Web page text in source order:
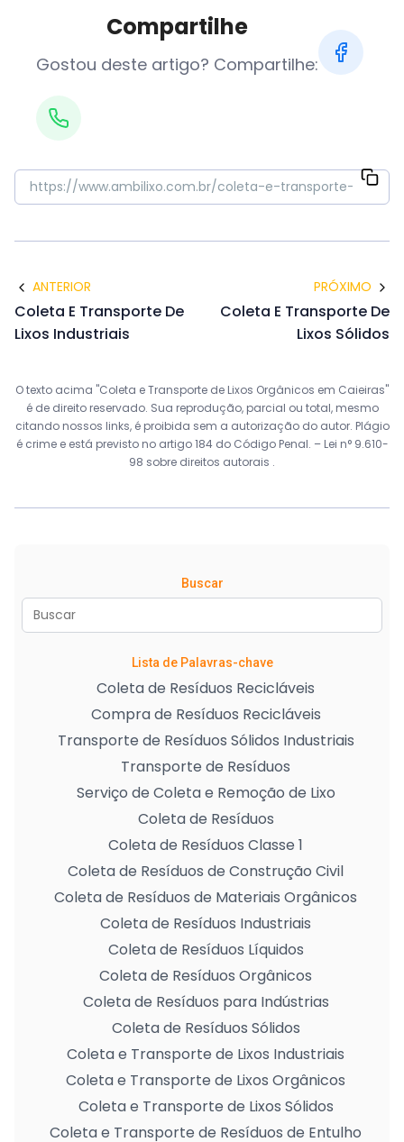
Compartilhe
Gostou deste artigo? Compartilhe:
ANTERIOR
Coleta E Transporte De
Lixos Industriais
PRÓXIMO
Coleta E Transporte De
Lixos Sólidos
O texto acima "Coleta e Transporte de Lixos Orgânicos em Caieiras"
é de direito reservado. Sua reprodução, parcial ou total, mesmo
citando nossos links, é proibida sem a autorização do autor. Plágio
é crime e está previsto no artigo 184 do Código Penal. – Lei n° 9.610-
98 sobre direitos autorais .
Buscar
Lista de Palavras-chave
Coleta de Resíduos Recicláveis
Compra de Resíduos Recicláveis
Transporte de Resíduos Sólidos Industriais
Transporte de Resíduos
Serviço de Coleta e Remoção de Lixo
Coleta de Resíduos
Coleta de Resíduos Classe 1
Coleta de Resíduos de Construção Civil
Coleta de Resíduos de Materiais Orgânicos
Coleta de Resíduos Industriais
Coleta de Resíduos Líquidos
Coleta de Resíduos Orgânicos
Coleta de Resíduos para Indústrias
Coleta de Resíduos Sólidos
Coleta e Transporte de Lixos Industriais
Coleta e Transporte de Lixos Orgânicos
Coleta e Transporte de Lixos Sólidos
Coleta e Transporte de Resíduos de Entulho